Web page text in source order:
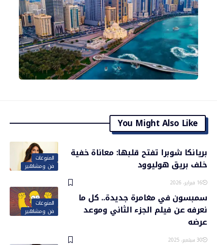
You Might Also Like
المنوعات
فن ومشاهير
بريانكا شوبرا تفتح قلبها: معاناة خفية
خلف بريق هوليوود
16 فبراير، 2026
المنوعات
فن ومشاهير
سمبسون في مغامرة جديدة.. كل ما
نعرفه عن فيلم الجزء الثاني وموعد
عرضه
30 سبتمبر، 2025